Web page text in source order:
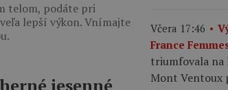
telom, podáte pri
lepší výkon. Vnímajte
jesenné
Včera 17:46
France
triumfovala na
Mont Ventoux